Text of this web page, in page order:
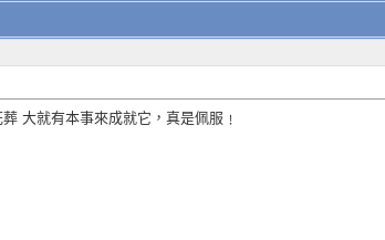
大就有本事來成就它，真是佩服﹗